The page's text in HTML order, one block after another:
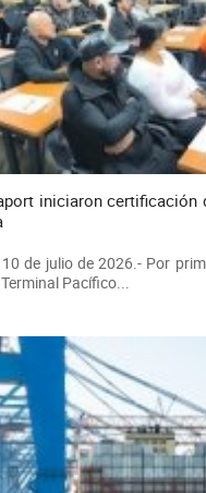
iniciaron certificación
de julio de 2026.- Por
Pacífico...